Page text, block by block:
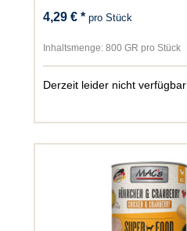
4,29 € * pro Stück
Inhaltsmenge:800 GR pro Stück
Derzeit leider nicht verfügbar